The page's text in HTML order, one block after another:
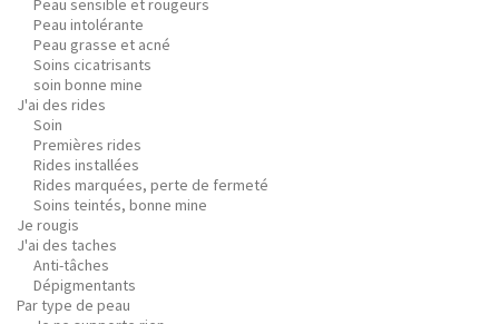
Peau sensible et rougeurs
Peau intolérante
Peau grasse et acné
Soins cicatrisants
soin bonne mine
J'ai des rides
Soin
Premières rides
Rides installées
Rides marquées, perte de fermeté
Soins teintés, bonne mine
Je rougis
J'ai des taches
Anti-tâches
Dépigmentants
Par type de peau